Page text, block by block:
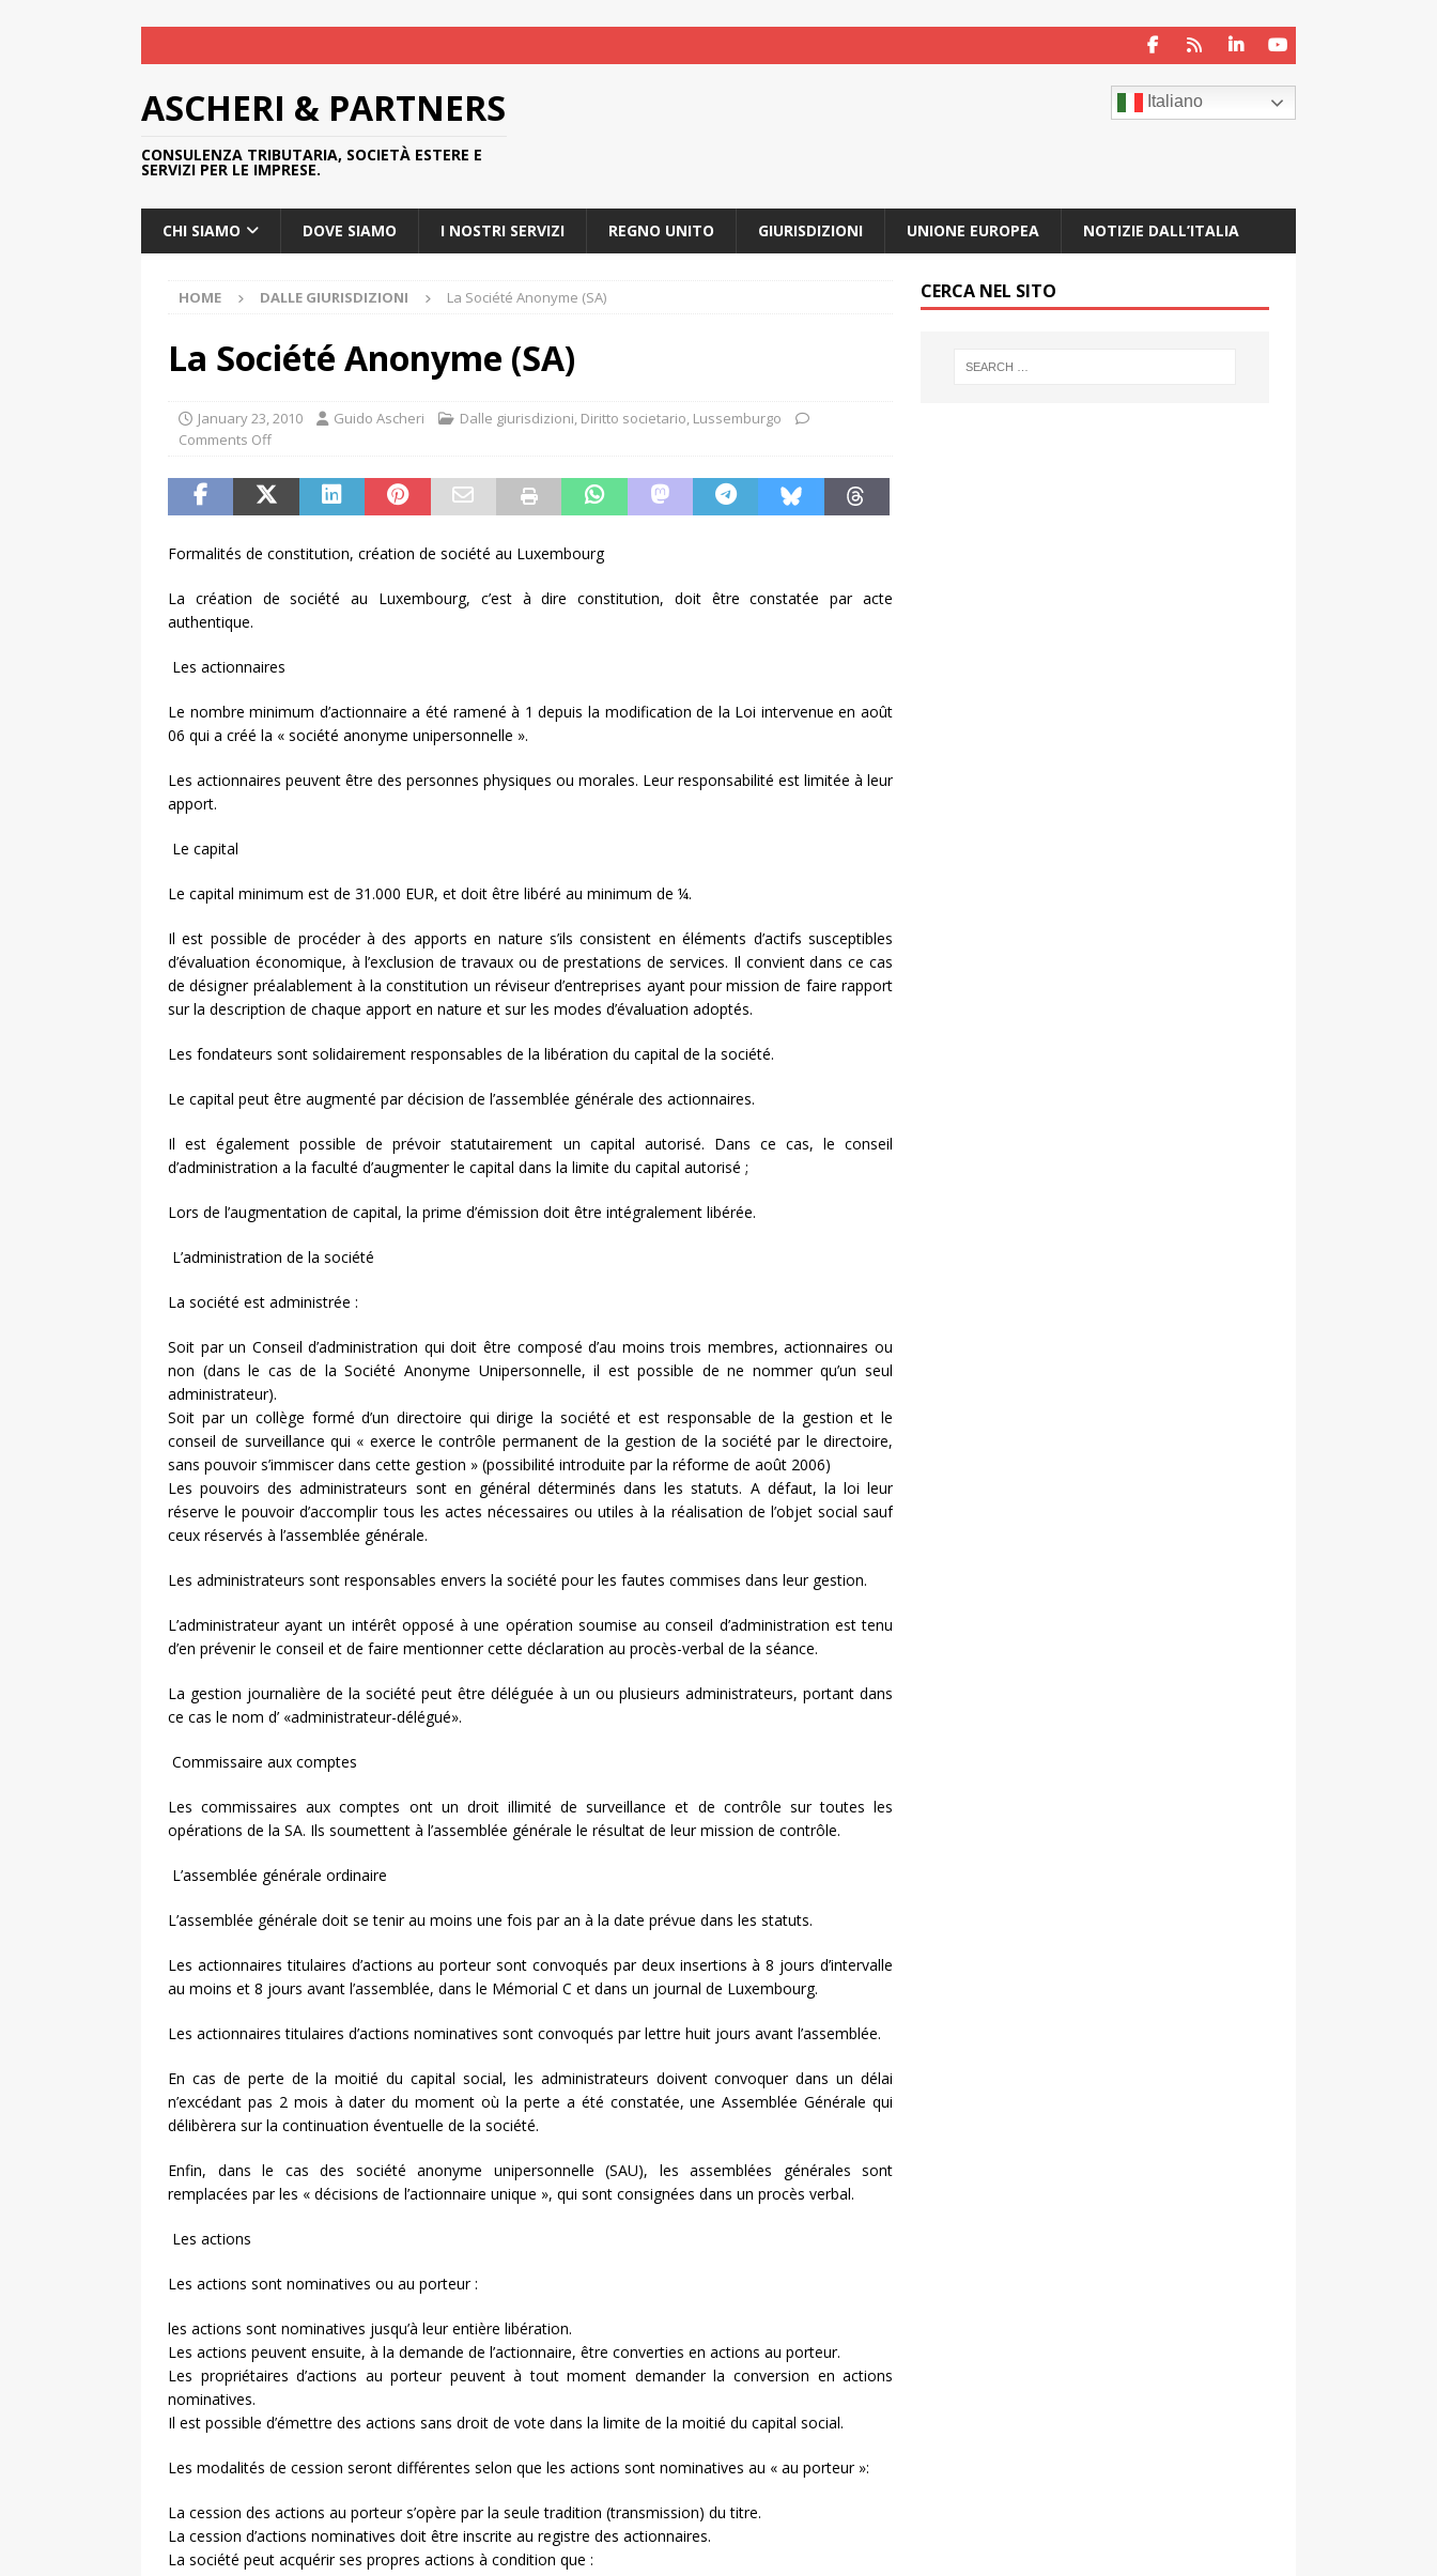
ASCHERI & PARTNERS
CONSULENZA TRIBUTARIA, SOCIETÀ ESTERE E
SERVIZI PER LE IMPRESE.
Italiano
CHI SIAMO DOVE SIAMO I NOSTRI SERVIZI REGNO UNITO GIURISDIZIONI UNIONE EUROPEA NOTIZIE DALL’ITALIA
HOME DALLE GIURISDIZIONI La Société Anonyme (SA)
La Société Anonyme (SA)
January 23, 2010 Guido Ascheri Dalle giurisdizioni, Diritto societario, Lussemburgo
Comments Off
Formalités de constitution, création de société au Luxembourg
La création de société au Luxembourg, c’est à dire constitution, doit être constatée par acte
authentique.
Les actionnaires
Le nombre minimum d’actionnaire a été ramené à 1 depuis la modification de la Loi intervenue en août
06 qui a créé la « société anonyme unipersonnelle ».
Les actionnaires peuvent être des personnes physiques ou morales. Leur responsabilité est limitée à leur
apport.
Le capital
Le capital minimum est de 31.000 EUR, et doit être libéré au minimum de ¼.
Il est possible de procéder à des apports en nature s’ils consistent en éléments d’actifs susceptibles
d’évaluation économique, à l’exclusion de travaux ou de prestations de services. Il convient dans ce cas
de désigner préalablement à la constitution un réviseur d’entreprises ayant pour mission de faire rapport
sur la description de chaque apport en nature et sur les modes d’évaluation adoptés.
Les fondateurs sont solidairement responsables de la libération du capital de la société.
Le capital peut être augmenté par décision de l’assemblée générale des actionnaires.
Il est également possible de prévoir statutairement un capital autorisé. Dans ce cas, le conseil
d’administration a la faculté d’augmenter le capital dans la limite du capital autorisé ;
Lors de l’augmentation de capital, la prime d’émission doit être intégralement libérée.
L’administration de la société
La société est administrée :
Soit par un Conseil d’administration qui doit être composé d’au moins trois membres, actionnaires ou
non (dans le cas de la Société Anonyme Unipersonnelle, il est possible de ne nommer qu’un seul
administrateur).
Soit par un collège formé d’un directoire qui dirige la société et est responsable de la gestion et le
conseil de surveillance qui « exerce le contrôle permanent de la gestion de la société par le directoire,
sans pouvoir s’immiscer dans cette gestion » (possibilité introduite par la réforme de août 2006)
Les pouvoirs des administrateurs sont en général déterminés dans les statuts. A défaut, la loi leur
réserve le pouvoir d’accomplir tous les actes nécessaires ou utiles à la réalisation de l’objet social sauf
ceux réservés à l’assemblée générale.
Les administrateurs sont responsables envers la société pour les fautes commises dans leur gestion.
L’administrateur ayant un intérêt opposé à une opération soumise au conseil d’administration est tenu
d’en prévenir le conseil et de faire mentionner cette déclaration au procès-verbal de la séance.
La gestion journalière de la société peut être déléguée à un ou plusieurs administrateurs, portant dans
ce cas le nom d’ «administrateur-délégué».
Commissaire aux comptes
Les commissaires aux comptes ont un droit illimité de surveillance et de contrôle sur toutes les
opérations de la SA. Ils soumettent à l’assemblée générale le résultat de leur mission de contrôle.
L’assemblée générale ordinaire
L’assemblée générale doit se tenir au moins une fois par an à la date prévue dans les statuts.
Les actionnaires titulaires d’actions au porteur sont convoqués par deux insertions à 8 jours d’intervalle
au moins et 8 jours avant l’assemblée, dans le Mémorial C et dans un journal de Luxembourg.
Les actionnaires titulaires d’actions nominatives sont convoqués par lettre huit jours avant l’assemblée.
En cas de perte de la moitié du capital social, les administrateurs doivent convoquer dans un délai
n’excédant pas 2 mois à dater du moment où la perte a été constatée, une Assemblée Générale qui
délibèrera sur la continuation éventuelle de la société.
Enfin, dans le cas des société anonyme unipersonnelle (SAU), les assemblées générales sont
remplacées par les « décisions de l’actionnaire unique », qui sont consignées dans un procès verbal.
Les actions
Les actions sont nominatives ou au porteur :
les actions sont nominatives jusqu’à leur entière libération.
Les actions peuvent ensuite, à la demande de l’actionnaire, être converties en actions au porteur.
Les propriétaires d’actions au porteur peuvent à tout moment demander la conversion en actions
nominatives.
Il est possible d’émettre des actions sans droit de vote dans la limite de la moitié du capital social.
Les modalités de cession seront différentes selon que les actions sont nominatives au « au porteur »:
La cession des actions au porteur s’opère par la seule tradition (transmission) du titre.
La cession d’actions nominatives doit être inscrite au registre des actionnaires.
La société peut acquérir ses propres actions à condition que :
CERCA NEL SITO